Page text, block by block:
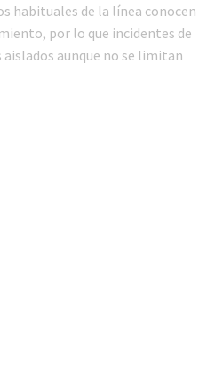
habituales de la línea conocen
por lo que incidentes de
aunque no se limitan